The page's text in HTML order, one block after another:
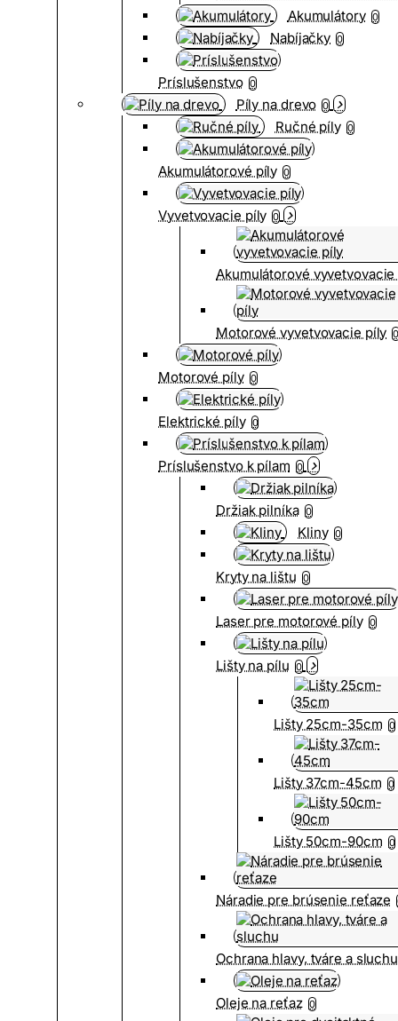
Akumulátory 0
Nabíjačky 0
Príslušenstvo 0
Píly na drevo 0
Ručné píly 0
Akumulátorové píly 0
Vyvetvovacie píly 0
Akumulátorové
Motorové vyvetvovacie píly
Motorové píly 0
Elektrické píly 0
Príslušenstvo k pílam 0
Držiak pilníka 0
Kliny 0
Kryty na lištu 0
Laser pre motorové píly 0
Lišty na pílu 0
Lišty 25cm-35cm 0
Lišty 37cm-45cm 0
Lišty 50cm-90cm 0
Náradie pre brúsenie reťaze
Ochrana hlavy, tváre a sluchu
Oleje na reťaz 0